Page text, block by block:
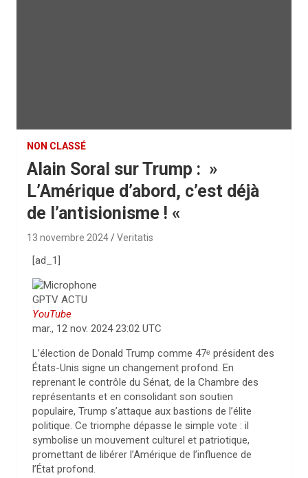
NON CLASSÉ
Alain Soral sur Trump : »
L’Amérique d’abord, c’est déjà
de l’antisionisme ! «
13 novembre 2024 Veritatis
[ad_1]
GPTV ACTU
YouTube
mar., 12 nov. 2024 23:02 UTC
L’élection de Donald Trump comme 47ᵉ président des
États-Unis signe un changement profond. En
reprenant le contrôle du Sénat, de la Chambre des
représentants et en consolidant son soutien
populaire, Trump s’attaque aux bastions de l’élite
politique. Ce triomphe dépasse le simple vote : il
symbolise un mouvement culturel et patriotique,
promettant de libérer l’Amérique de l’influence de
l’État profond.